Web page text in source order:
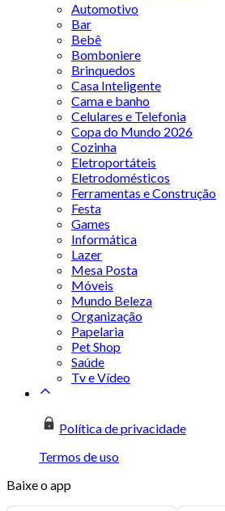
Automotivo
Bar
Bebê
Bomboniere
Brinquedos
Casa Inteligente
Cama e banho
Celulares e Telefonia
Copa do Mundo 2026
Cozinha
Eletroportáteis
Eletrodomésticos
Ferramentas e Construção
Festa
Games
Informática
Lazer
Mesa Posta
Móveis
Mundo Beleza
Organização
Papelaria
Pet Shop
Saúde
Tv e Vídeo
Política de privacidade
Termos de uso
Baixe o app